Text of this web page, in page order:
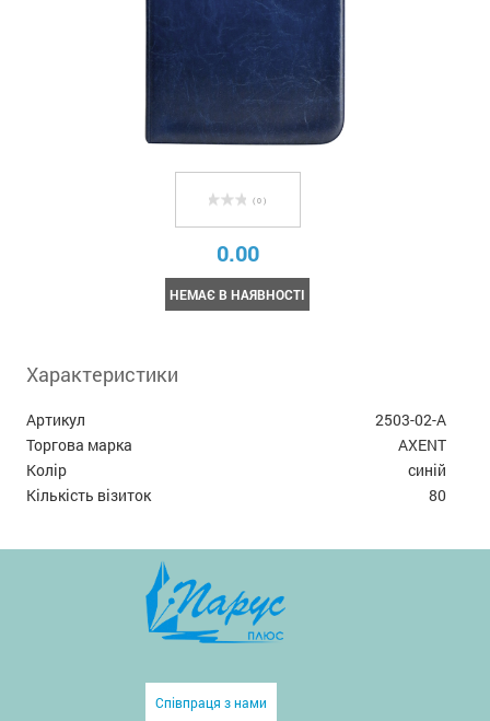
( 0 )
0.00
НЕМАЄ В НАЯВНОСТІ
Характеристики
Артикул
2503-02-A
Торгова марка
AXENT
Колір
синій
Кількість візиток
80
Співпраця з нами